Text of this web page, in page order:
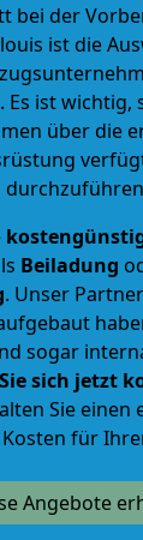
bei der
ist die
ist wichtig,
über die
Beiladung
. Unser
sogar
sich jetzt
Sie einen
für
Angebote